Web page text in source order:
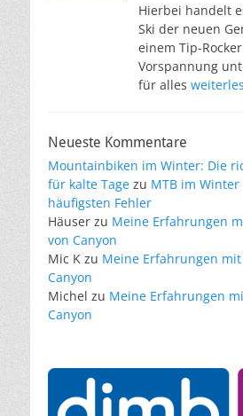
Hierbei handelt
Ski der neuen
einem Tip-
Vorspannung
für alles
Neueste Kommentare
Mountainbiken im Winter: Die
für kalte Tage zu MTB im
häufigsten Fehler
Häuser zu Meine Erfahrungen
von Canyon
Mic K zu Meine Erfahrungen
Canyon
Michel zu Meine Erfahrungen
Canyon